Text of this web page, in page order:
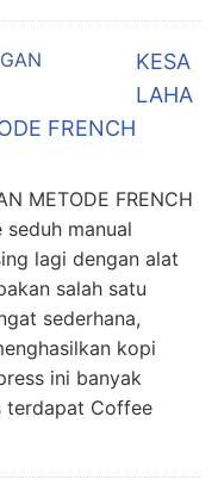
KESA
LAHA
FRENCH
METODE FRENCH
seduh manual
lagi dengan alat
salah satu
sederhana,
kopi
ini banyak
terdapat Coffee